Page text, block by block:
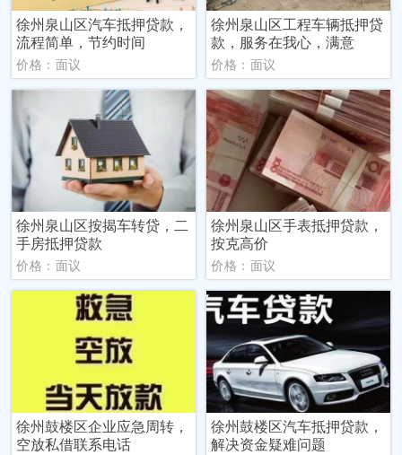
徐州泉山区汽车抵押贷款，
流程简单，节约时间
价格：面议
徐州泉山区工程车辆抵押贷
款，服务在我心，满意
价格：面议
徐州泉山区按揭车转贷，二
手房抵押贷款
价格：面议
徐州泉山区手表抵押贷款，
按克高价
价格：面议
徐州鼓楼区企业应急周转，
空放私借联系电话
徐州鼓楼区汽车抵押贷款，
解决资金疑难问题